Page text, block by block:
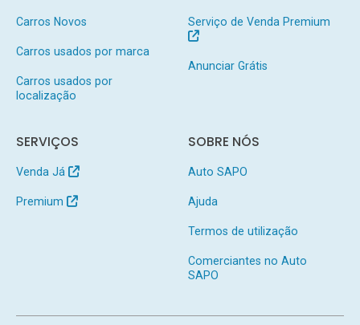
Carros Novos
Carros usados por marca
Carros usados por
localização
Serviço de Venda Premium
Anunciar Grátis
SERVIÇOS
Venda Já
Premium
SOBRE NÓS
Auto SAPO
Ajuda
Termos de utilização
Comerciantes no Auto
SAPO